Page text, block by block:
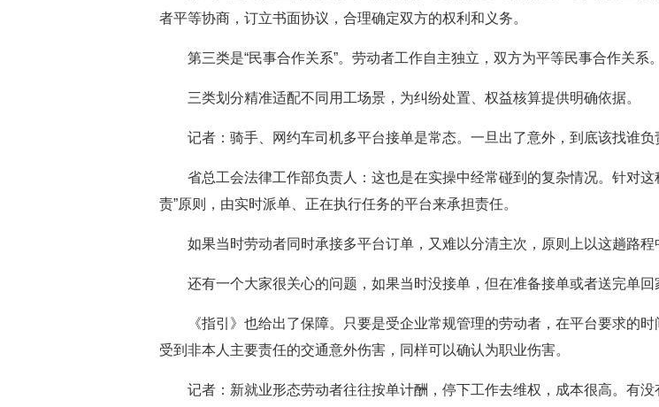
者平等协商，订立书面协议，合理确定双方的权利和义务。
第三类是“民事合作关系”。劳动者工作自主独立，双方为平等民事合作关系。
三类划分精准适配不同用工场景，为纠纷处置、权益核算提供明确依据。
记者：骑手、网约车司机多平台接单是常态。一旦出了意外，到底该找谁负
省总工会法律工作部负责人：这也是在实操中经常碰到的复杂情况。针对
责”原则，由实时派单、正在执行任务的平台来承担责任。
如果当时劳动者同时承接多平台订单，又难以分清主次，原则上以这趟路程
还有一个大家很关心的问题，如果当时没接单，但在准备接单或者送完单
《指引》也给出了保障。只要是受企业常规管理的劳动者，在平台要求的
受到非本人主要责任的交通意外伤害，同样可以确认为职业伤害。
记者：新就业形态劳动者往往按单计酬，停下工作去维权，成本很高。有